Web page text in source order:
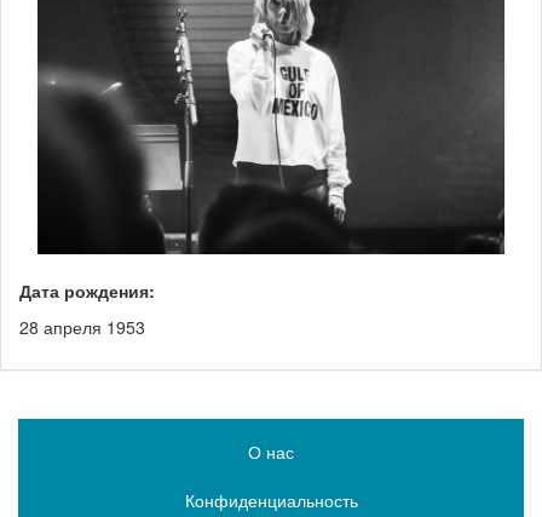
Дата рождения:
28 апреля 1953
О нас
Конфиденциальность